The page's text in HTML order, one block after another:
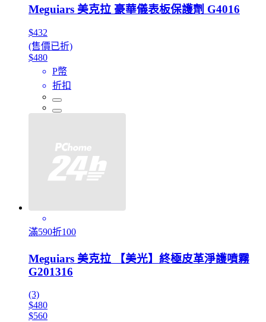
Meguiars 美克拉 豪華儀表板保護劑 G4016
$432
(售價已折)
$480
P幣
折扣
滿590折100
Meguiars 美克拉 【美光】終極皮革淨護噴霧
G201316
(3)
$480
$560